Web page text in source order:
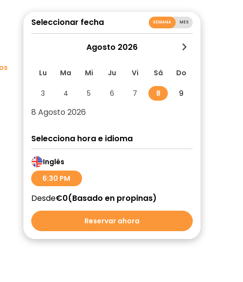
Seleccionar fecha SEMANA MES
Agosto 2026
Lu Ma Mi Ju Vi Sá Do
3 4 5 6 7 8 9
8 Agosto 2026
Selecciona hora e idioma
Inglés
6:30 PM
Desde€0 Basado en propinas
Reservar ahora